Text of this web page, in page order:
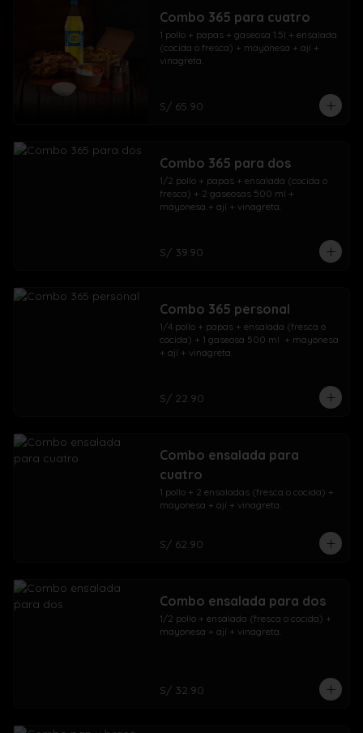
Combo 365 para cuatro
1 pollo + papas + gaseosa 1.5l + ensalada
(cocida o fresca) + mayonesa + ají +
vinagreta.
S/ 65.90
Combo 365 para dos
1/2 pollo + papas + ensalada (cocida o
fresca) + 2 gaseosas 500 ml +
mayonesa + ají + vinagreta.
S/ 39.90
Combo 365 personal
1/4 pollo + papas + ensalada (fresca o
cocida) + 1 gaseosa 500 ml  + mayonesa
+ ají + vinagreta.
S/ 22.90
Combo ensalada para
cuatro
1 pollo + 2 ensaladas (fresca o cocida) +
mayonesa + ají + vinagreta.
S/ 62.90
Combo ensalada para dos
1/2 pollo + ensalada (fresca o cocida) +
mayonesa + ají + vinagreta.
S/ 32.90